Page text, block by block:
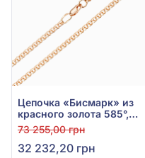
Цепочка «Бисмарк» из
красного золота 585°,
арт. Ц013-1
73 255,00 грн
32 232,20 грн